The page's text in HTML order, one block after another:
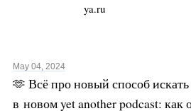
ya.ru
May 04, 2024
🫶 Всё про новый способ
в новом yet another podcast: как